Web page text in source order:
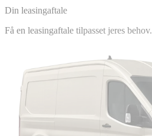
Din leasingaftale
Få en leasingaftale tilpasset jeres behov.